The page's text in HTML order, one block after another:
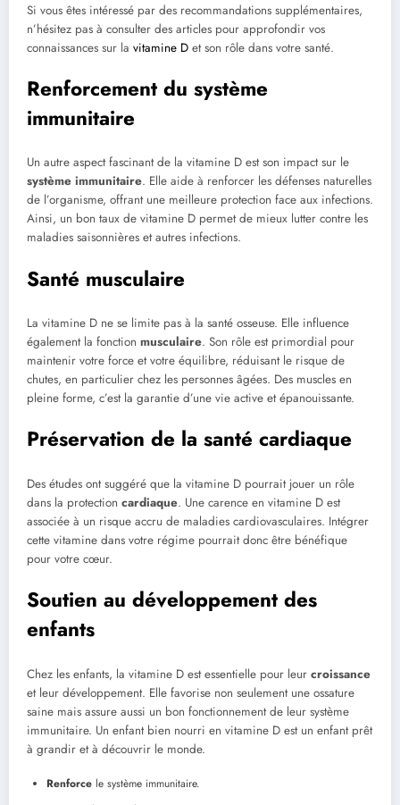
Si vous êtes intéressé par des recommandations supplémentaires,
n’hésitez pas à consulter des articles pour approfondir vos
connaissances sur la vitamine D et son rôle dans votre santé.
Renforcement du système
immunitaire
Un autre aspect fascinant de la vitamine D est son impact sur le
système immunitaire. Elle aide à renforcer les défenses naturelles
de l’organisme, offrant une meilleure protection face aux infections.
Ainsi, un bon taux de vitamine D permet de mieux lutter contre les
maladies saisonnières et autres infections.
Santé musculaire
La vitamine D ne se limite pas à la santé osseuse. Elle influence
également la fonction musculaire. Son rôle est primordial pour
maintenir votre force et votre équilibre, réduisant le risque de
chutes, en particulier chez les personnes âgées. Des muscles en
pleine forme, c’est la garantie d’une vie active et épanouissante.
Préservation de la santé cardiaque
Des études ont suggéré que la vitamine D pourrait jouer un rôle
dans la protection cardiaque. Une carence en vitamine D est
associée à un risque accru de maladies cardiovasculaires. Intégrer
cette vitamine dans votre régime pourrait donc être bénéfique
pour votre cœur.
Soutien au développement des
enfants
Chez les enfants, la vitamine D est essentielle pour leur croissance
et leur développement. Elle favorise non seulement une ossature
saine mais assure aussi un bon fonctionnement de leur système
immunitaire. Un enfant bien nourri en vitamine D est un enfant prêt
à grandir et à découvrir le monde.
Renforce le système immunitaire.